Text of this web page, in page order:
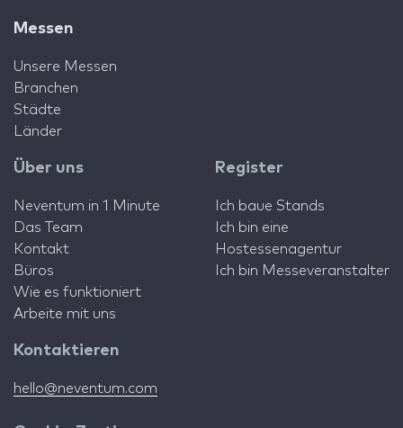
Messen
Unsere Messen
Branchen
Städte
Länder
Über uns
Neventum in 1 Minute
Das Team
Kontakt
Büros
Wie es funktioniert
Arbeite mit uns
Register
Ich baue Stands
Ich bin eine
Hostessenagentur
Ich bin Messeveranstalter
Kontaktieren
hello@neventum.com